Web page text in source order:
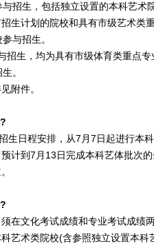
生，包括独立设置的本科艺术
生计划的院校和具有市级艺术类
与招生。
生，均为具有市级体育类重点专
。
附件。
日程安排，从7月7日起进行本
计到7月13日完成本科艺体批次
文化考试成绩和专业考试成绩
术类院校(含参照独立设置本科